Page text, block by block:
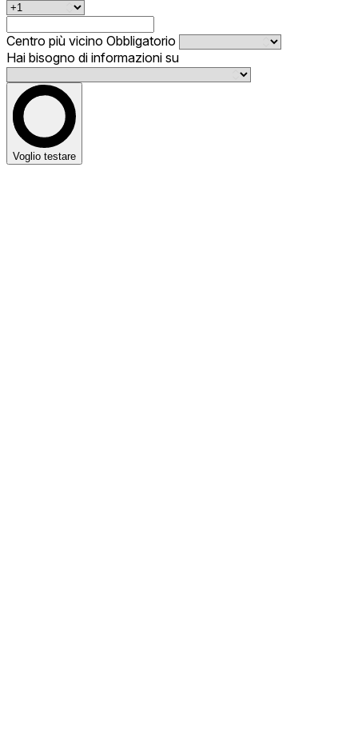
Centro più vicino Obbligatorio
Hai bisogno di informazioni su
Voglio testare